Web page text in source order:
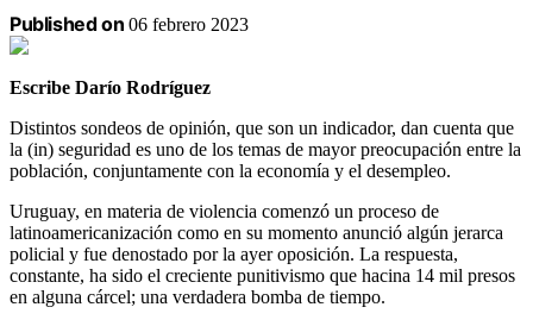
Published on 06 febrero 2023
Escribe Darío Rodríguez
Distintos sondeos de opinión, que son un indicador, dan cuenta que
la (in) seguridad es uno de los temas de mayor preocupación entre la
población, conjuntamente con la economía y el desempleo.
Uruguay, en materia de violencia comenzó un proceso de
latinoamericanización como en su momento anunció algún jerarca
policial y fue denostado por la ayer oposición. La respuesta,
constante, ha sido el creciente punitivismo que hacina 14 mil presos
en alguna cárcel; una verdadera bomba de tiempo.